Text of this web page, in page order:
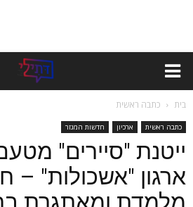
בית כתבה ראשית
כתבה ראשית ארכיון חדשות המגזר
ייטנת "סיירים"
ארגון "אשכולות" –